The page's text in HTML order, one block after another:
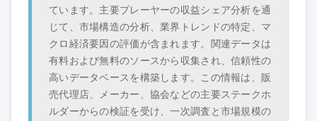
ています。主要プレーヤーの収益シェア分析を通
じて、市場構造の分析、業界トレンドの特定、マ
クロ経済要因の評価が含まれます。関連データは
有料および無料のソースから収集され、信頼性の
高いデータベースを構築します。この情報は、販
売代理店、メーカー、協会などの主要ステークホ
ルダーからの検証を受け、一次調査と市場規模の